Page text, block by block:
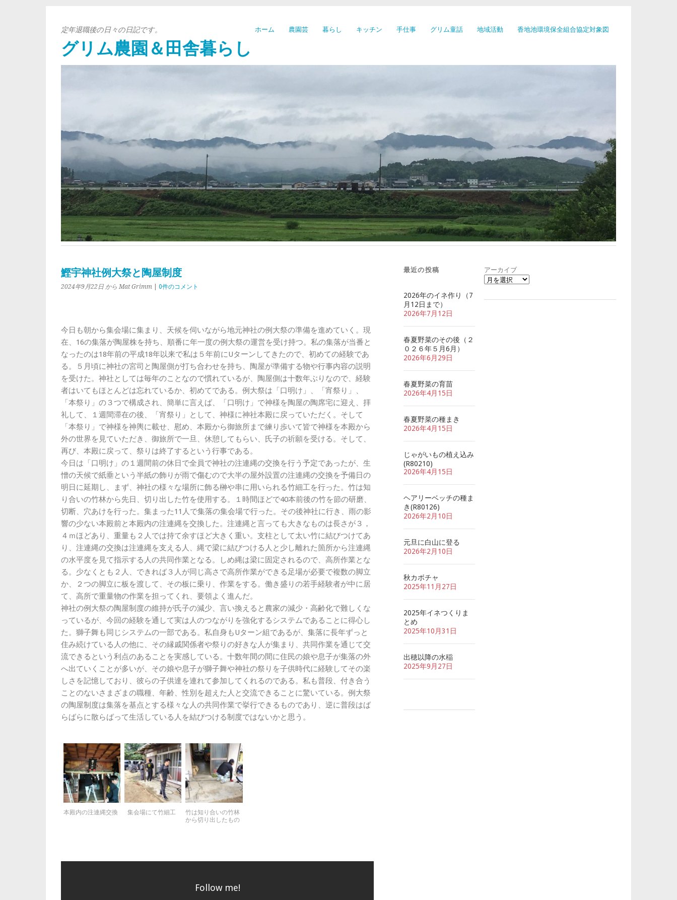
ホーム 農園芸 暮らし キッチン 手仕事 グリム童話 地域活動 香地池環境保全組合協定対象図
グリム農園＆田舎暮らし
定年退職後の日々の日記です。
鰹宇神社例大祭と陶屋制度
2024年9月22日 から Mat Grimm 0件のコメント
今日も朝から集会場に集まり、天候を伺いながら地元神社の例大祭の準備を進めていく。現
在、16の集落が陶屋株を持ち、順番に年一度の例大祭の運営を受け持つ。私の集落が当番と
なったのは18年前の平成18年以来で私は５年前にUターンしてきたので、初めての経験であ
る。５月頃に神社の宮司と陶屋側が打ち合わせを持ち、陶屋が準備する物や行事内容の説明
を受けた。神社としては毎年のことなので慣れているが、陶屋側は十数年ぶりなので、経験
者はいてもほとんどは忘れているか、初めてである。例大祭は「口明け」、「宵祭り」、
「本祭り」の３つで構成され、簡単に言えば、「口明け」で神様を陶屋の陶席宅に迎え、拝
礼して、１週間滞在の後、「宵祭り」として、神様に神社本殿に戻っていただく。そして
「本祭り」で神様を神輿に載せ、慰め、本殿から御旅所まで練り歩いて皆で神様を本殿から
外の世界を見ていただき、御旅所で一旦、休憩してもらい、氏子の祈願を受ける。そして、
再び、本殿に戻って、祭りは終了するという行事である。
今日は「口明け」の１週間前の休日で全員で神社の注連縄の交換を行う予定であったが、生
憎の天候で紙垂という半紙の飾りが雨で傷むので大半の屋外設置の注連縄の交換を予備日の
明日に延期し、まず、神社の様々な場所に飾る榊や串に用いられる竹細工を行った。竹は知
り合いの竹林から先日、切り出した竹を使用する。１時間ほどで40本前後の竹を節の研磨、
切断、穴あけを行った。集まった11人で集落の集会場で行った。その後神社に行き、雨の影
響の少ない本殿前と本殿内の注連縄を交換した。注連縄と言っても大きなものは長さが３，
４ｍほどあり、重量も２人では持て余すほど大きく重い。支柱として太い竹に結びつけてあ
り、注連縄の交換は注連縄を支える人、縄で梁に結びつける人と少し離れた箇所から注連縄
の水平度を見て指示する人の共同作業となる。しめ縄は梁に固定されるので、高所作業とな
る。少なくとも２人、できれば３人が同じ高さで高所作業ができる足場が必要で複数の脚立
か、２つの脚立に板を渡して、その板に乗り、作業をする。働き盛りの若手経験者が中に居
て、高所で重量物の作業を担ってくれ、要領よく進んだ。
神社の例大祭の陶屋制度の維持が氏子の減少、言い換えると農家の減少・高齢化で難しくな
っているが、今回の経験を通して実は人のつながりを強化するシステムであることに得心し
た。獅子舞も同じシステムの一部である。私自身もUターン組であるが、集落に長年ずっと
住み続けている人の他に、その縁戚関係者や祭りの好きな人が集まり、共同作業を通じて交
流できるという利点のあることを実感している。十数年間の間に住民の娘や息子が集落の外
へ出ていくことが多いが、その娘や息子が獅子舞や神社の祭りを子供時代に経験してその楽
しさを記憶しており、彼らの子供達を連れて参加してくれるのである。私も普段、付き合う
ことのないさまざまの職種、年齢、性別を超えた人と交流できることに驚いている。例大祭
の陶屋制度は集落を基点とする様々な人の共同作業で挙行できるものであり、逆に普段はば
らばらに散らばって生活している人を結びつける制度ではないかと思う。
本殿内の注連縄交換 集会場にて竹細工
竹は知り合いの竹林
から切り出したもの
Follow me!
最近の投稿
2026年のイネ作り（7
月12日まで）
2026年7月12日
春夏野菜のその後（２
０２６年５月6月）
2026年6月29日
春夏野菜の育苗
2026年4月15日
春夏野菜の種まき
2026年4月15日
じゃがいもの植え込み
(R80210)
2026年4月15日
ヘアリーベッチの種ま
き(R80126)
2026年2月10日
元旦に白山に登る
2026年2月10日
秋カボチャ
2025年11月27日
2025年イネつくりま
とめ
2025年10月31日
出穂以降の水稲
2025年9月27日
アーカイブ